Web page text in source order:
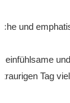
und
Tag